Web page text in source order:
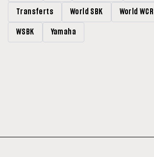
Transferts World SBK World WCR
WSBK Yamaha